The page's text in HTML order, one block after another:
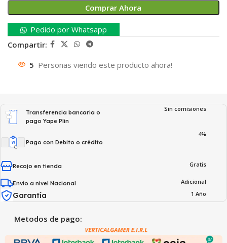
Comprar Ahora
Pedido por Whatsapp
Compartir:
5 Personas viendo este producto ahora!
Transferencia bancaria o
pago Yape Plin
Sin comisiones
Pago con Debito o crédito
4%
Recojo en tienda Gratis
Envío a nivel Nacional Adicional
Garantía 1 Año
Metodos de pago: